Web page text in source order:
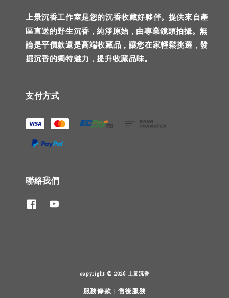
上景沉香工作室是您的沉香收藏好夥伴。提供來自產
區直送的野生沉香，純淨原始，由專業鏡頭拍攝。無
論是平價款還是高端收藏品，讓您在家輕鬆挑選，發
掘沉香的獨特魅力，提升收藏品味。
支付方式
聯絡我們
copyright © 2026 上景沉香
服務條款 售後服務